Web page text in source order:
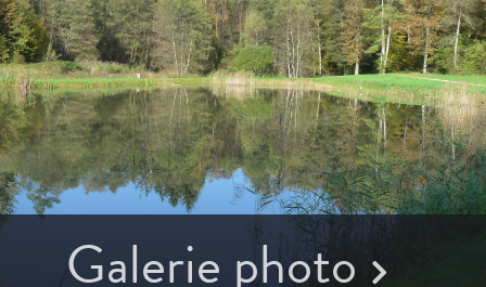
Galerie photo